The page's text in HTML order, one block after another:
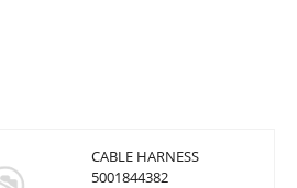
CABLE HARNESS
5001844382